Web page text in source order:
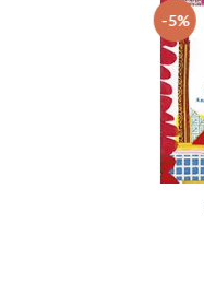
-5%
+